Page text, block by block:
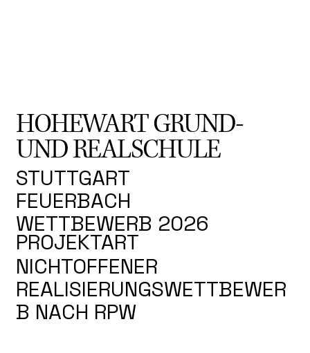
HOHEWART GRUND-
UND REALSCHULE
STUTTGART
FEUERBACH
WETTBEWERB 2026
PROJEKTART
NICHTOFFENER
REALISIERUNGSWETTBEWER
B NACH RPW